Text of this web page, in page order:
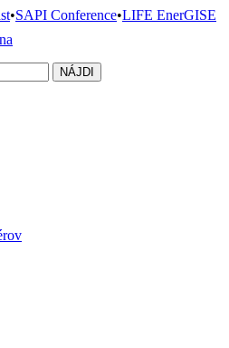
•SAPI Conference•LIFE EnerGISE